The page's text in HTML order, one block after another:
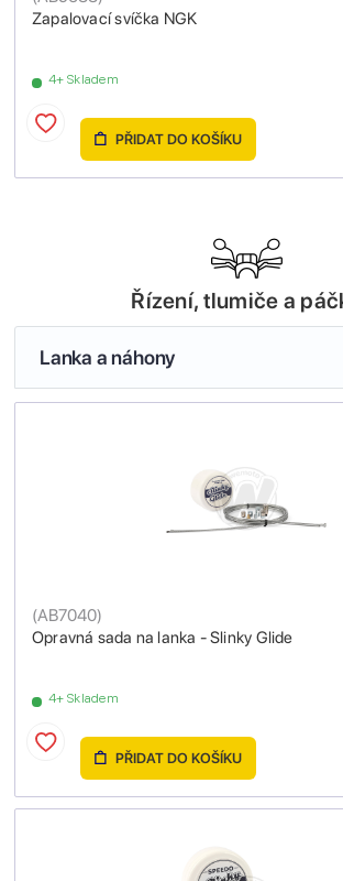
Zapalovací svíčka NGK
4+ Skladem
PŘIDAT DO KOŠÍKU
Řízení, tlumiče a
Lanka a náhony
Opravná sada na lanka - Slinky Glide
(AB7040)
4+ Skladem
PŘIDAT DO KOŠÍKU